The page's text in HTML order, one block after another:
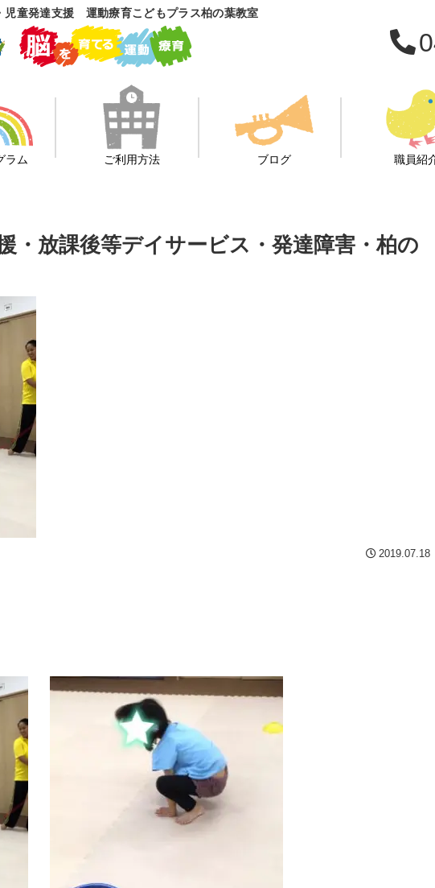
児童発達支援 運動療育こどもプラス柏の葉教室
ラム ご利用方法 ブログ 職員紹
・放課後等デイサービス・発達障害・柏の
2019.07.18